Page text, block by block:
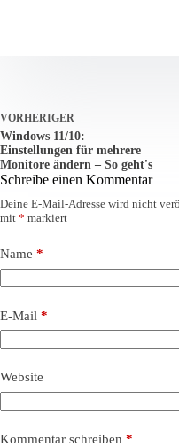
VORHERIGER
Windows 11/10:
Einstellungen für mehrere
Monitore ändern – So geht's
Schreibe einen Kommentar
Deine E-Mail-Adresse wird nicht
mit * markiert
Name *
E-Mail *
Website
Kommentar schreiben *